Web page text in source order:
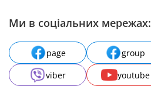
Ми в соціальних мережах:
page group
viber
youtube